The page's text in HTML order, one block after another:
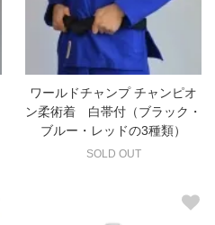
ワールドチャンプ チャンピオ
ン柔術着 白帯付（ブラック・
ブルー・レッドの3種類）
SOLD OUT